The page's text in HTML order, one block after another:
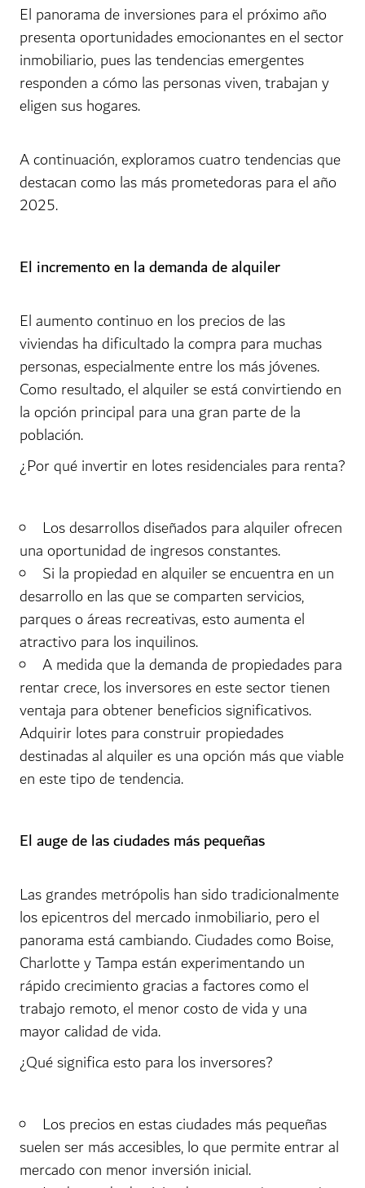
El panorama de inversiones para el próximo año
presenta oportunidades emocionantes en el sector
inmobiliario, pues las tendencias emergentes
responden a cómo las personas viven, trabajan y
eligen sus hogares.
A continuación, exploramos cuatro tendencias que
destacan como las más prometedoras para el año
2025.
El incremento en la demanda de alquiler
El aumento continuo en los precios de las
viviendas ha dificultado la compra para muchas
personas, especialmente entre los más jóvenes.
Como resultado, el alquiler se está convirtiendo en
la opción principal para una gran parte de la
población.
¿Por qué invertir en lotes residenciales para renta?
Los desarrollos diseñados para alquiler ofrecen
una oportunidad de ingresos constantes.
Si la propiedad en alquiler se encuentra en un
desarrollo en las que se comparten servicios,
parques o áreas recreativas, esto aumenta el
atractivo para los inquilinos.
A medida que la demanda de propiedades para
rentar crece, los inversores en este sector tienen
ventaja para obtener beneficios significativos.
Adquirir lotes para construir propiedades
destinadas al alquiler es una opción más que viable
en este tipo de tendencia.
El auge de las ciudades más pequeñas
Las grandes metrópolis han sido tradicionalmente
los epicentros del mercado inmobiliario, pero el
panorama está cambiando. Ciudades como Boise,
Charlotte y Tampa están experimentando un
rápido crecimiento gracias a factores como el
trabajo remoto, el menor costo de vida y una
mayor calidad de vida.
¿Qué significa esto para los inversores?
Los precios en estas ciudades más pequeñas
suelen ser más accesibles, lo que permite entrar al
mercado con menor inversión inicial.